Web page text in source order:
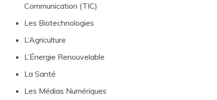
Communication (TIC)
Les Biotechnologies
L’Agriculture
L’Énergie Renouvelable
La Santé
Les Médias Numériques